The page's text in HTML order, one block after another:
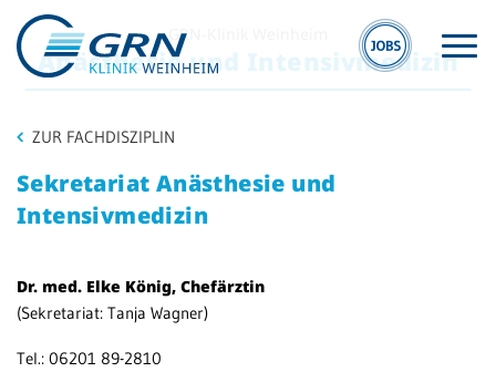
GRN
Der Verbund
Medizinische
GRN-Klinik Weinheim
Anästhesie und Intensivmedizin
ZUR FACHDISZIPLIN
Sekretariat Anästhesie und
Intensivmedizin
Dr. med. Elke König, Chefärztin
(Sekretariat: Tanja Wagner)
Tel.: 06201 89-2810